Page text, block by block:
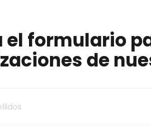
el formulario
de